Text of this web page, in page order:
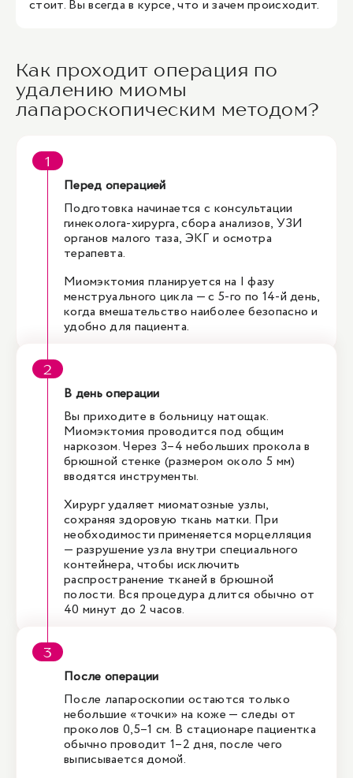
стоит. Вы всегда в курсе, что и зачем происходит.
Как проходит операция по
удалению миомы
лапароскопическим методом?
Перед операцией
Подготовка начинается с консультации
гинеколога-хирурга, сбора анализов, УЗИ
органов малого таза, ЭКГ и осмотра
терапевта.
Миомэктомия планируется на I фазу
менструального цикла — с 5-го по 14-й день,
когда вмешательство наиболее безопасно и
удобно для пациента.
В день операции
Вы приходите в больницу натощак.
Миомэктомия проводится под общим
наркозом. Через 3–4 небольших прокола в
брюшной стенке (размером около 5 мм)
вводятся инструменты.
Хирург удаляет миоматозные узлы,
сохраняя здоровую ткань матки. При
необходимости применяется морцелляция
— разрушение узла внутри специального
контейнера, чтобы исключить
распространение тканей в брюшной
полости. Вся процедура длится обычно от
40 минут до 2 часов.
После операции
После лапароскопии остаются только
небольшие «точки» на коже — следы от
проколов 0,5–1 см. В стационаре пациентка
обычно проводит 1–2 дня, после чего
выписывается домой.